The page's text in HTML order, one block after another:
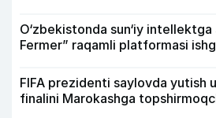
O‘zbekistonda sun‘iy
Fermer” raqamli platformasi
FIFA prezidenti saylovda yutish
finalini Marokashga